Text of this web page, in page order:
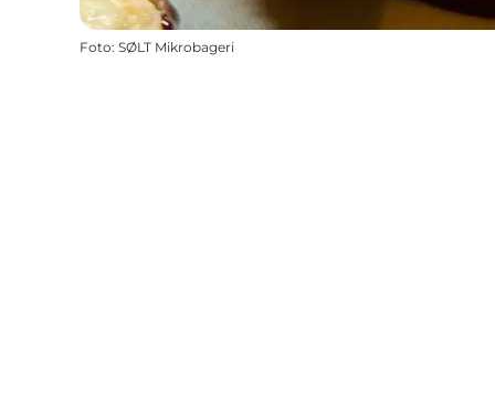
Foto: SØLT Mikrobageri